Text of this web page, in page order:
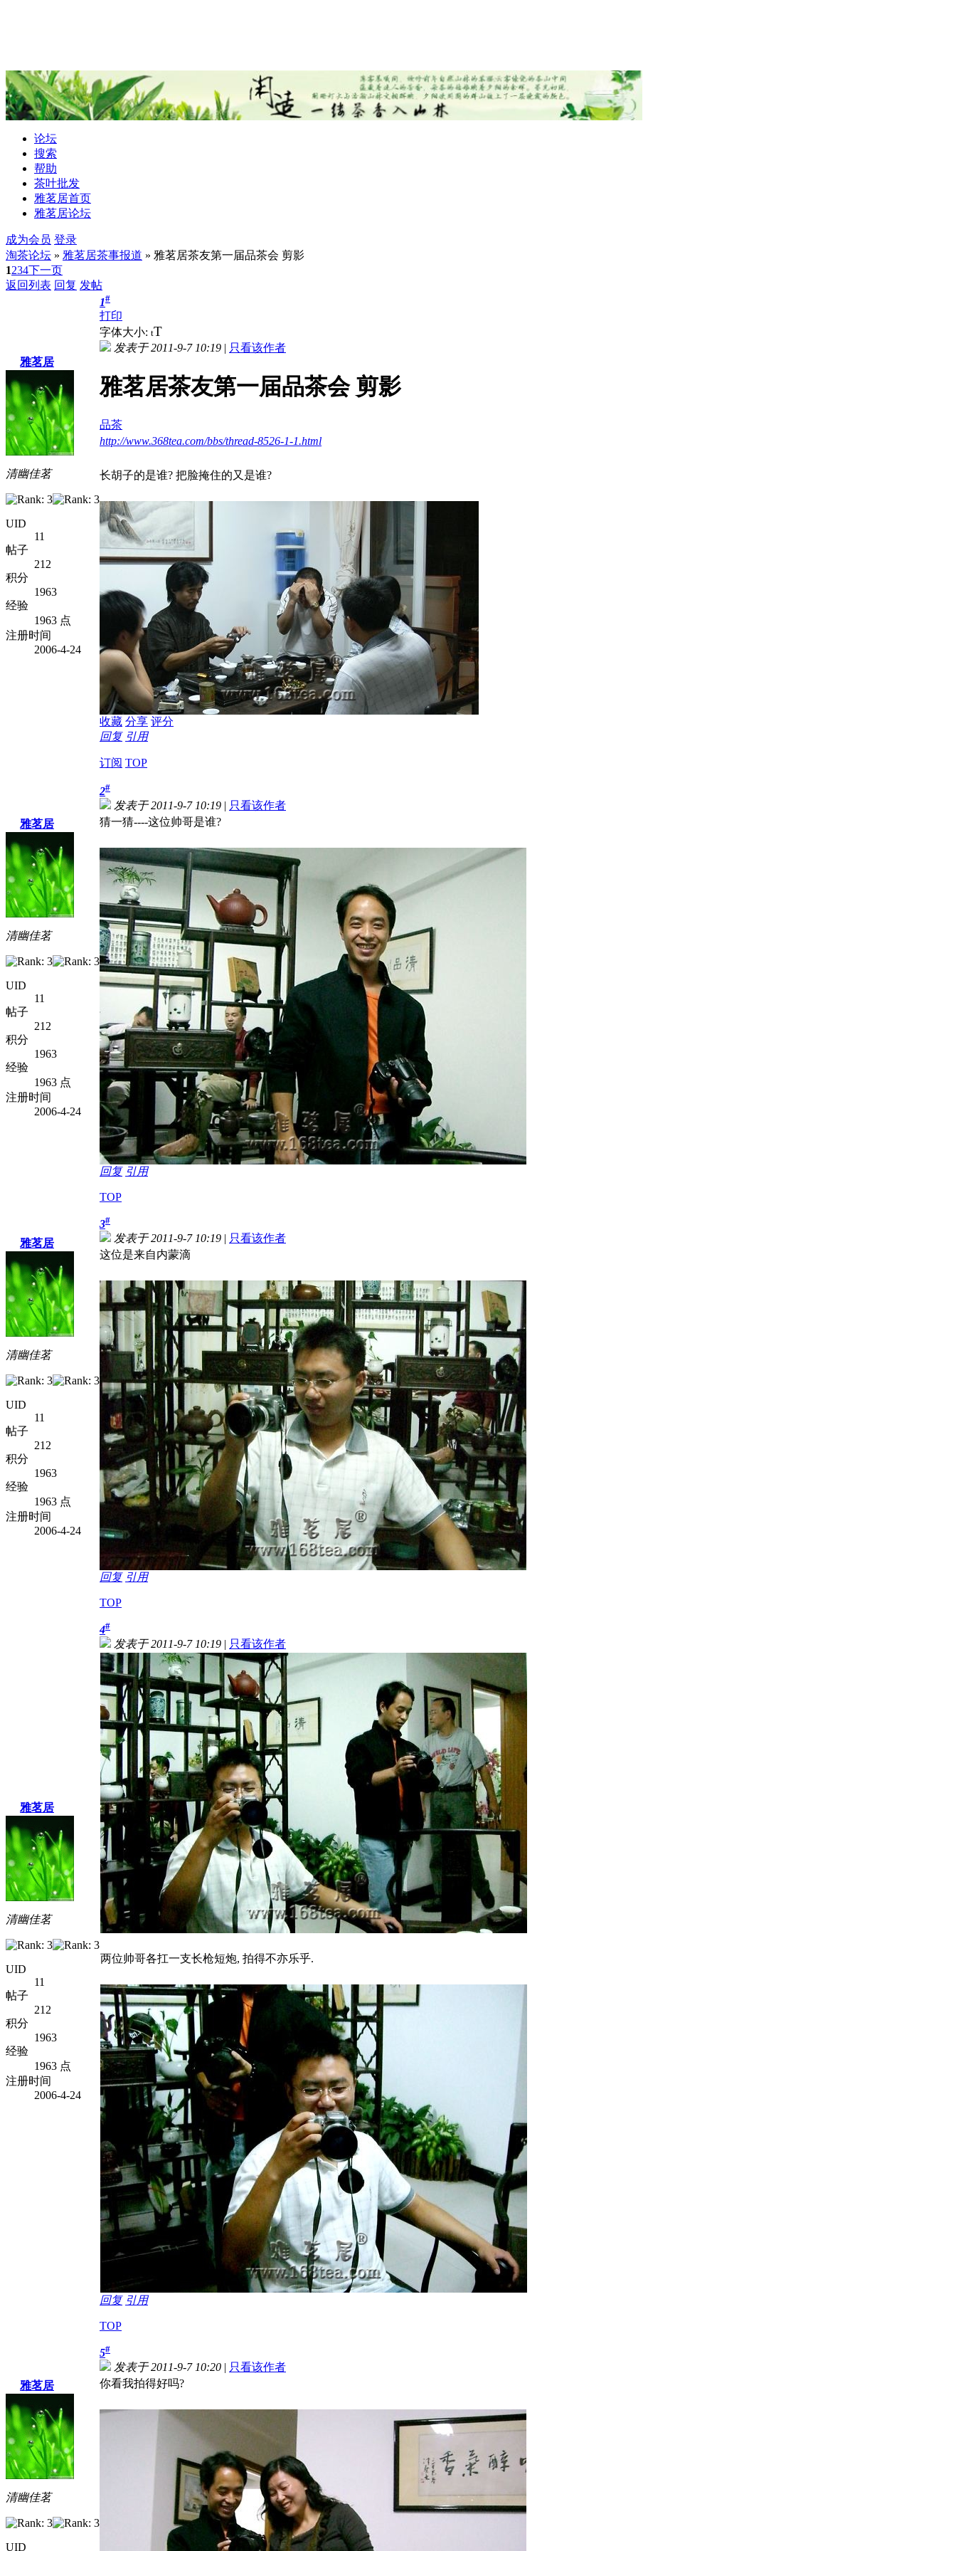
论坛
搜索
帮助
茶叶批发
雅茗居首页
雅茗居论坛
成为会员 登录
淘茶论坛 » 雅茗居茶事报道 » 雅茗居茶友第一届品茶会 剪影
1234下一页
返回列表 回复 发帖
雅茗居
清幽佳茗
UID
11
帖子
212
积分
1963
经验
1963 点
注册时间
2006-4-24
1#
打印
字体大小: tT
发表于 2011-9-7 10:19 | 只看该作者
雅茗居茶友第一届品茶会 剪影
品茶
http://www.368tea.com/bbs/thread-8526-1-1.html
长胡子的是谁? 把脸掩住的又是谁?
收藏 分享 评分
回复 引用
订阅 TOP
雅茗居
清幽佳茗
UID
11
帖子
212
积分
1963
经验
1963 点
注册时间
2006-4-24
2#
发表于 2011-9-7 10:19 | 只看该作者
猜一猜----这位帅哥是谁?
回复 引用
TOP
雅茗居
清幽佳茗
UID
11
帖子
212
积分
1963
经验
1963 点
注册时间
2006-4-24
3#
发表于 2011-9-7 10:19 | 只看该作者
这位是来自内蒙滴
回复 引用
TOP
雅茗居
清幽佳茗
UID
11
帖子
212
积分
1963
经验
1963 点
注册时间
2006-4-24
4#
发表于 2011-9-7 10:19 | 只看该作者
两位帅哥各扛一支长枪短炮, 拍得不亦乐乎.
回复 引用
TOP
雅茗居
清幽佳茗
UID
5#
发表于 2011-9-7 10:20 | 只看该作者
你看我拍得好吗?